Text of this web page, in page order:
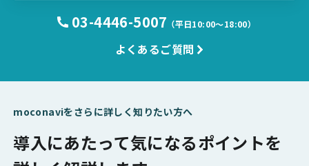
03-4446-5007 （平日10:00〜18:00）
よくあるご質問
moconaviをさらに詳しく知りたい方へ
導入にあたって気になるポイントを